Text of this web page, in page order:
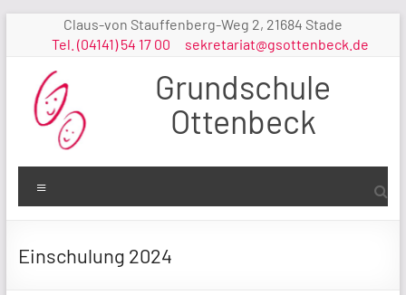
Claus-von Stauffenberg-Weg 2, 21684 Stade
Tel. (04141) 54 17 00
sekretariat@gsottenbeck.de
Grundschule
Ottenbeck
Einschulung 2024